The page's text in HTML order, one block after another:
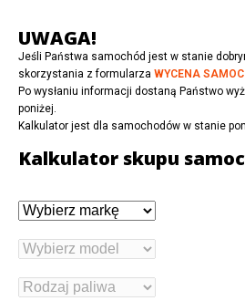
UWAGA!
Jeśli Państwa samochód jest w stanie
skorzystania z formularza WYCENA
Po wysłaniu informacji dostaną Państwo
poniżej.
Kalkulator jest dla samochodów w stanie
Kalkulator skupu